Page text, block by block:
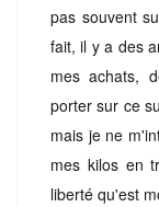
pas souvent
fait, il y a des
mes achats,
porter sur ce
mais je ne
mes kilos en
liberté qu'est